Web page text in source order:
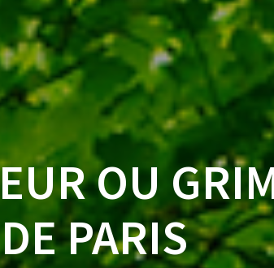
OU
PARIS